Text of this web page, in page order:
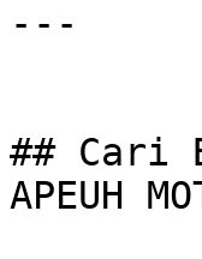
---
## Cari
APEUH